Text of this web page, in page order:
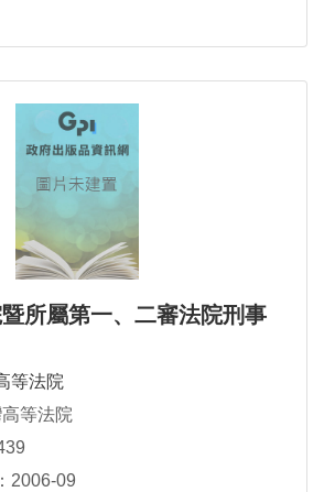
所屬第一、二審法院刑事
等法院
等法院
2006-09